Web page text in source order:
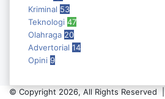
Kriminal 53
Teknologi 47
Olahraga 20
Advertorial 14
Opini 9
© Copyright 2026, All Rights Reserved |